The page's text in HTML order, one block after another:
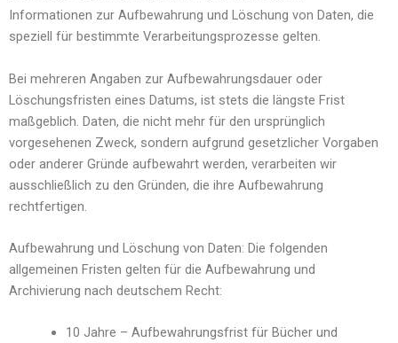
Informationen zur Aufbewahrung und Löschung von Daten, die
speziell für bestimmte Verarbeitungsprozesse gelten.
Bei mehreren Angaben zur Aufbewahrungsdauer oder
Löschungsfristen eines Datums, ist stets die längste Frist
maßgeblich. Daten, die nicht mehr für den ursprünglich
vorgesehenen Zweck, sondern aufgrund gesetzlicher Vorgaben
oder anderer Gründe aufbewahrt werden, verarbeiten wir
ausschließlich zu den Gründen, die ihre Aufbewahrung
rechtfertigen.
Aufbewahrung und Löschung von Daten: Die folgenden
allgemeinen Fristen gelten für die Aufbewahrung und
Archivierung nach deutschem Recht:
10 Jahre – Aufbewahrungsfrist für Bücher und